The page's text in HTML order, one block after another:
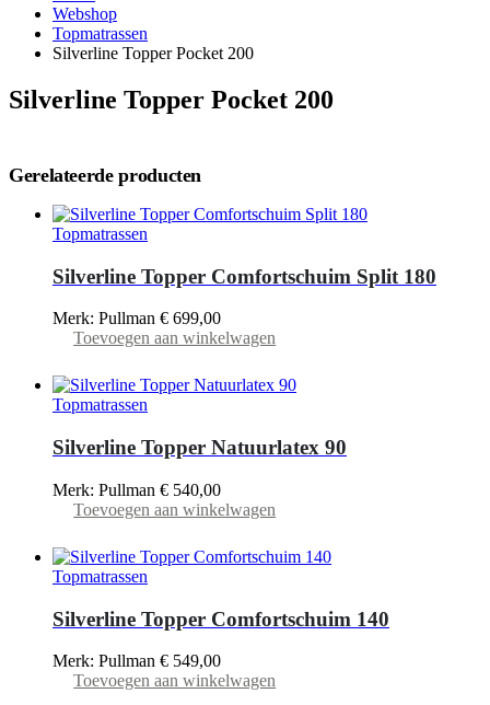
Webshop
Topmatrassen
Silverline Topper Pocket 200
Silverline Topper Pocket 200
Gerelateerde producten
Topmatrassen
Silverline Topper Comfortschuim Split 180
Merk: Pullman € 699,00
Toevoegen aan winkelwagen
Topmatrassen
Silverline Topper Natuurlatex 90
Merk: Pullman € 540,00
Toevoegen aan winkelwagen
Topmatrassen
Silverline Topper Comfortschuim 140
Merk: Pullman € 549,00
Toevoegen aan winkelwagen